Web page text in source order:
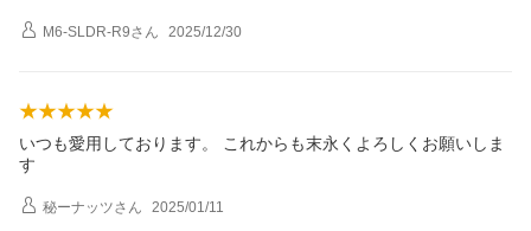
M6-SLDR-R9さん 2025/12/30
いつも愛用しております。 これからも末永くよろしくお願いしま
す
秘ーナッツさん 2025/01/11